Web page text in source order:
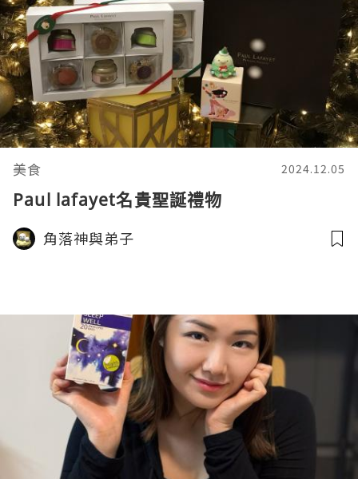
美食 2024.12.05
Paul lafayet名貴聖誕禮物
角落神與弟子